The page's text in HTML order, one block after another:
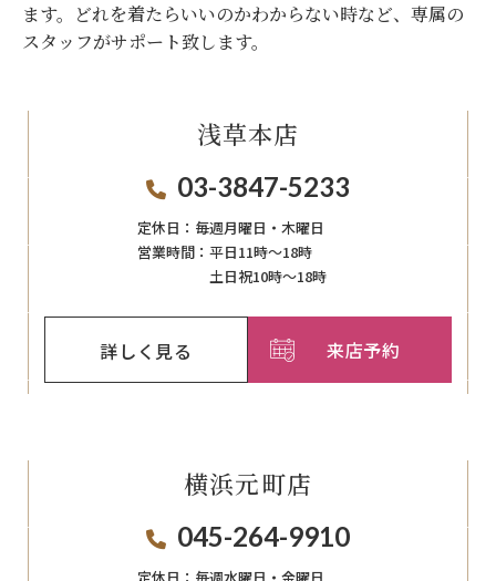
ます。
どれを着たらいいのかわからない時など、専属の
スタッフがサポート致します。
浅草本店
03-3847-5233
定休日： 毎週月曜日・木曜日
営業時間： 平日11時～18時
土日祝10時～18時
詳しく見る 来店予約
横浜元町店
045-264-9910